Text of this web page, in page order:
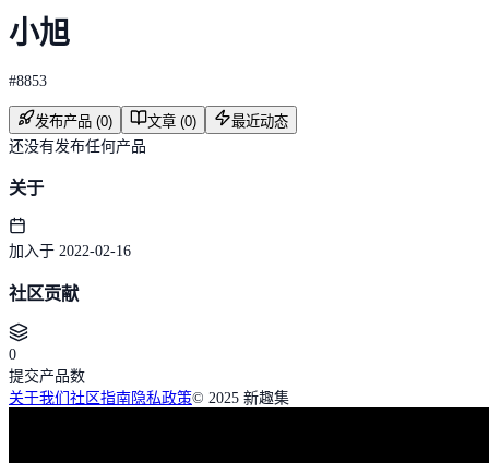
小旭
#8853
发布产品 (0) 文章 (0)
最近动态
还没有发布任何产品
关于
加入于 2022-02-16
社区贡献
0
提交产品数
关于我们 社区指南隐私政策© 2025 新趣集